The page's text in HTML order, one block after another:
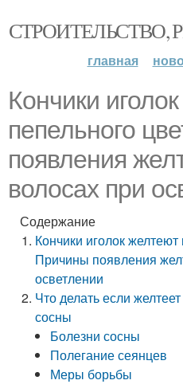
СТРОИТЕЛЬСТВО,
главная
Кончики
пепельного
появления
волосах при
Содержание
Кончики иголок
Причины появления
осветлении
Что делать если
сосны
Болезни сосны
Полегание сеянцев
Меры борьбы